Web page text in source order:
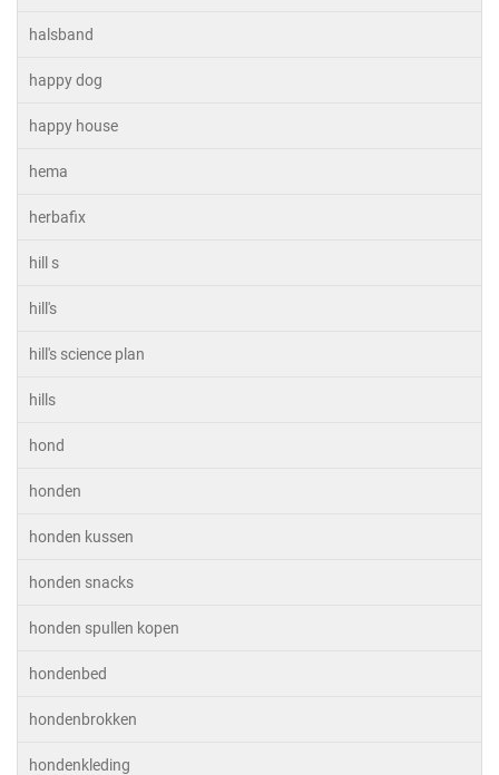
halsband
happy dog
happy house
hema
herbafix
hill s
hill's
hill's science plan
hills
hond
honden
honden kussen
honden snacks
honden spullen kopen
hondenbed
hondenbrokken
hondenkleding